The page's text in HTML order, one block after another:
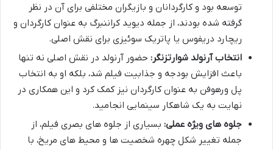
توسعه بود و کارگردانان و بازیگران مختلفی برای آن در نظر
گرفته شده بودند، از جمله دیوید کراننبرگ به عنوان کارگردان و
ریچارد دریفوس یا پاتریک سوئیزی برای نقش اصلی.
انتخاب آرنولد شوارتزنگر: حضور آرنولد در نقش اصلی نه تنها
باعث افزایش بودجه و جذابیت فیلم شد، بلکه او به انتخاب
پل ورهوفن به عنوان کارگردان نیز کمک کرد و این همکاری در
نهایت به یک شاهکار سینمایی انجامید.
جلوه های ویژه عملی: بسیاری از جلوه های بصری فیلم، از
جمله تغییر شکل چهره شخصیت ها و محیط های مریخ، با